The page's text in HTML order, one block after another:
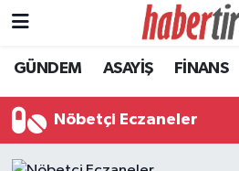
GÜNDEM ASAYİŞ FİNANS
Nöbetçi Eczaneler
Tire Nöbetçi Eczaneler
Tire Hava Durumu
Tire Trafik Yoğunluk